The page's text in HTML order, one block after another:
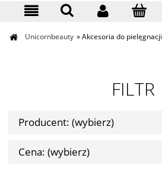
Unicornbeauty »Akcesoria do pielęgnacji
FILTR
Producent: (wybierz)
Cena: (wybierz)